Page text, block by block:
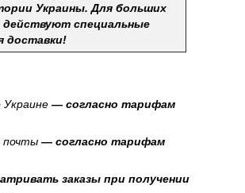
Украины. Для больших
действуют специальные
доставки!
Украине — согласно тарифам
почты — согласно тарифам
заказы при получении